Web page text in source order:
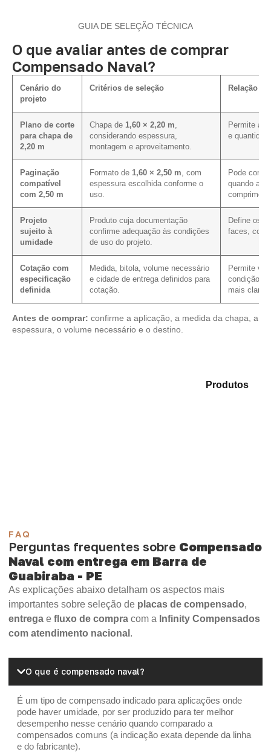
GUIA DE SELEÇÃO TÉCNICA
O que avaliar antes de comprar
Compensado Naval?
Cenário do
projeto
Critérios de seleção Relação
Plano de corte
para chapa de
2,20 m
Chapa de 1,60 × 2,20 m
considerando espessura,
montagem e aproveitamento.
Permite
e
Paginação
compatível
com 2,50 m
Formato de 1,60 × 2,50 m , com
espessura escolhida conforme o
uso.
Pode
quando a
Projeto
sujeito à
umidade
Produto cuja documentação
confirme adequação às condições
de uso do projeto.
Define os
faces,
Cotação com
especificação
definida
Medida, bitola, volume necessário
e cidade de entrega definidos para
cotação.
Permite
condição
mais
Antes de comprar: confirme a aplicação, a medida da chapa, a
espessura, o volume necessário e o destino.
Produtos
FAQ
Perguntas frequentes sobre Compensado
Naval com entrega em Barra de
Guabiraba - PE
As explicações abaixo detalham os aspectos mais
importantes sobre seleção de placas de compensado,
entrega e fluxo de compra com a Infinity Compensados
com atendimento nacional .
O que é compensado naval?
É um tipo de compensado indicado para aplicações onde
pode haver umidade, por ser produzido para ter melhor
desempenho nesse cenário quando comparado a
compensados comuns (a indicação exata depende da linha
e do fabricante).